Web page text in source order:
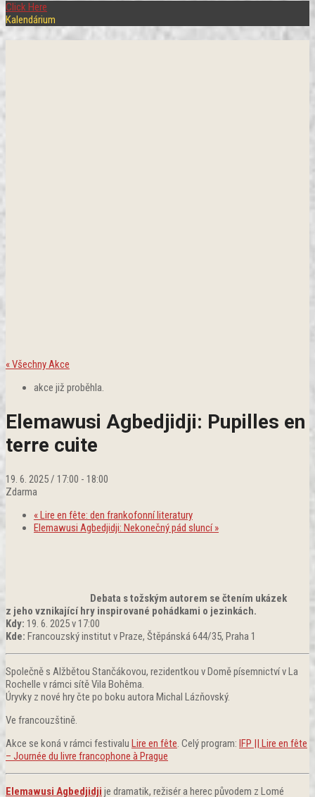
Click Here
Kalendárium
« Všechny Akce
akce již proběhla.
Elemawusi Agbedjidji: Pupilles en
terre cuite
19. 6. 2025 / 17:00 - 18:00
Zdarma
« Lire en fête: den frankofonní literatury
Elemawusi Agbedjidji: Nekonečný pád sluncí»
Debata s tožským autorem se čtením ukázek
z jeho vznikající hry inspirované pohádkami o jezinkách.
Kdy: 19. 6. 2025 v 17:00
Kde: Francouzský institut v Praze, Štěpánská 644/35, Praha 1
Společně s Alžbětou Stančákovou, rezidentkou v Domě písemnictví v La
Rochelle v rámci sítě Vila Bohêma.
Úryvky z nové hry čte po boku autora Michal Lázňovský.
Ve francouzštině.
Akce se koná v rámci festivalu Lire en fête. Celý program: IFP || Lire en fête
– Journée du livre francophone à Prague
Elemawusi Agbedjidji je dramatik, režisér a herec původem z Lomé